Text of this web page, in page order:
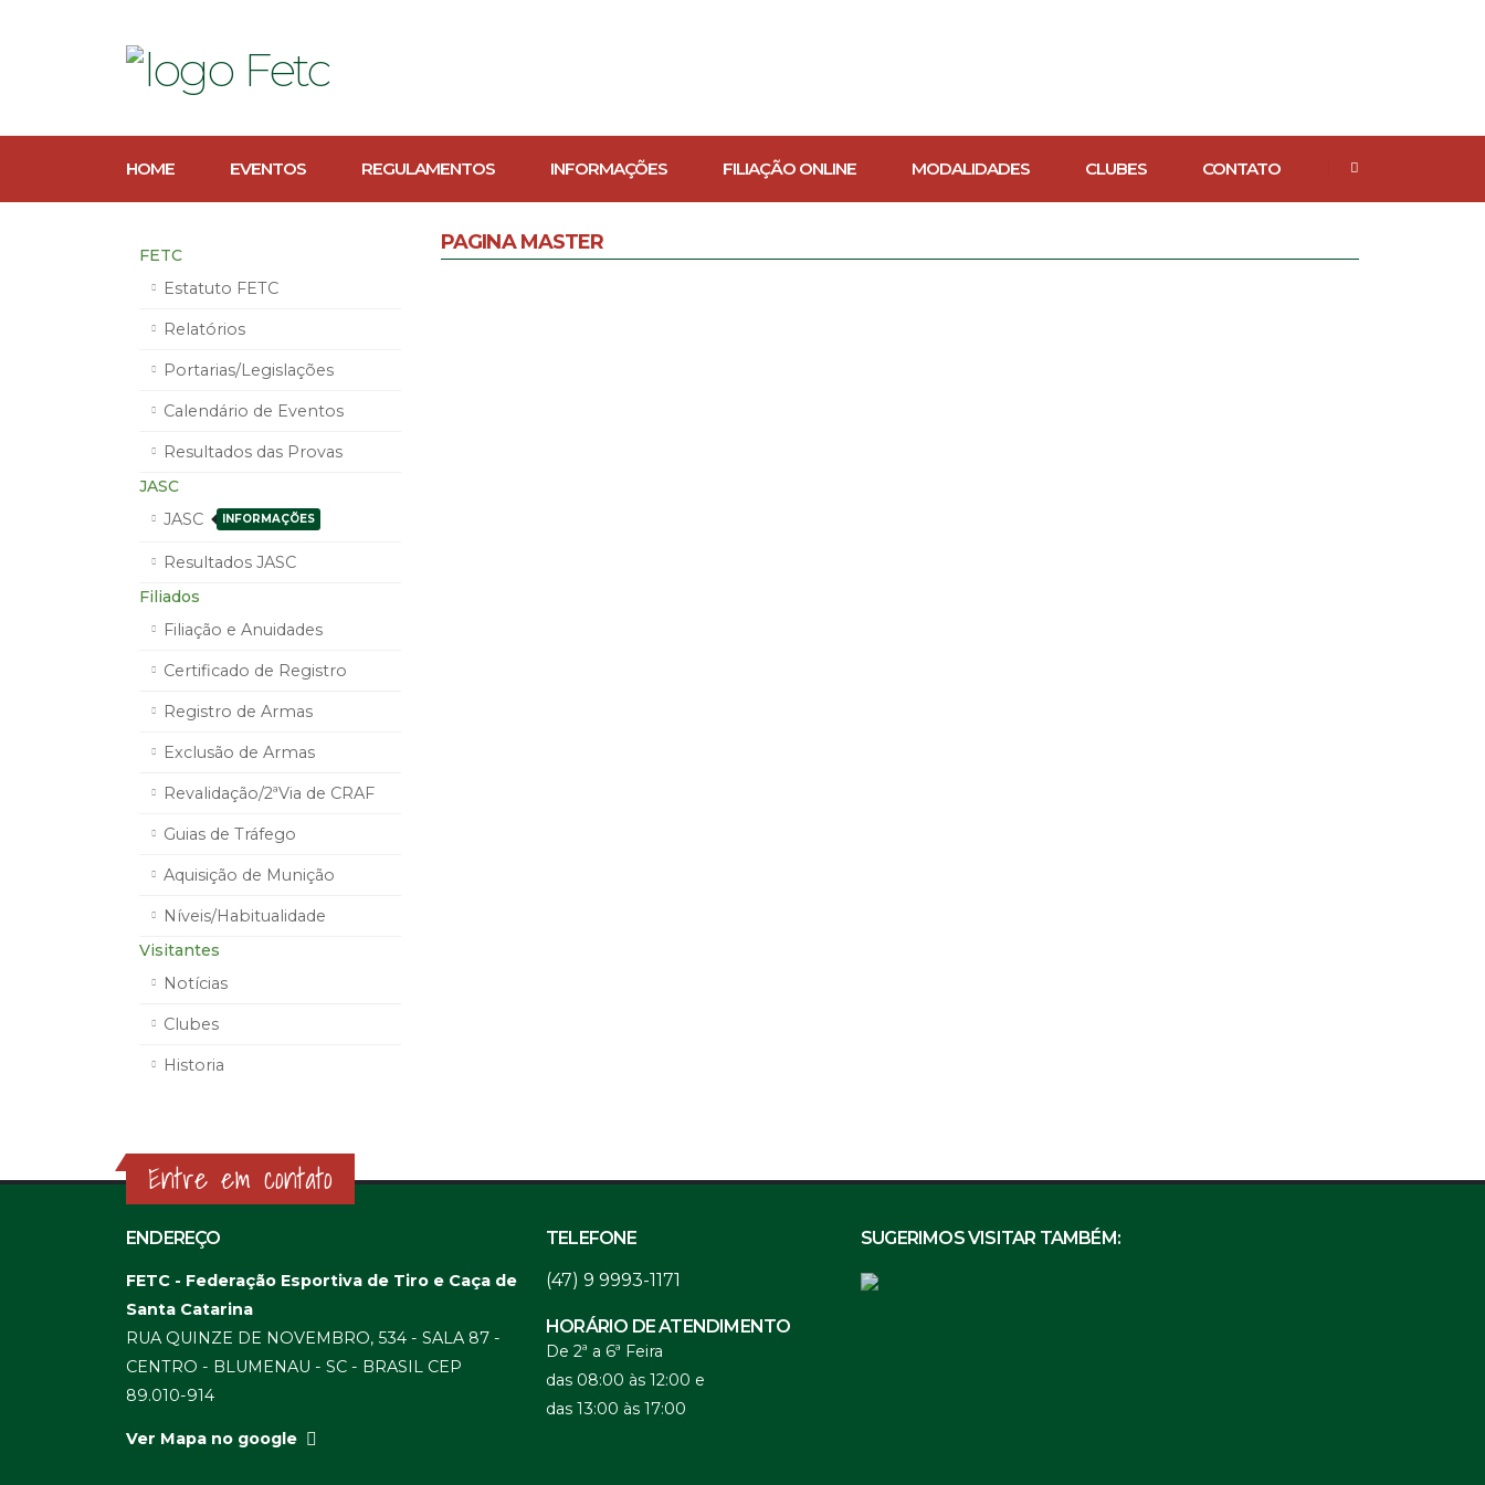
HOME EVENTOS REGULAMENTOS INFORMAÇÕES FILIAÇÃO ONLINE MODALIDADES CLUBES CONTATO
FETC
Estatuto FETC
Relatórios
Portarias/Legislações
Calendário de Eventos
Resultados das Provas
JASC
JASC
INFORMAÇÕES
Resultados JASC
Filiados
Filiação e Anuidades
Certificado de Registro
Registro de Armas
Exclusão de Armas
Revalidação/2ªVia de CRAF
Guias de Tráfego
Aquisição de Munição
Níveis/Habitualidade
Visitantes
Notícias
Clubes
Historia
PAGINA MASTER
Entre em contato
ENDEREÇO
FETC - Federação Esportiva de Tiro e Caça de
Santa Catarina
RUA QUINZE DE NOVEMBRO, 534 - SALA 87 -
CENTRO - BLUMENAU - SC - BRASIL CEP
89.010-914
Ver Mapa no google
TELEFONE
(47) 9 9993-1171
HORÁRIO DE ATENDIMENTO
De 2ª a 6ª Feira
das 08:00 às 12:00 e
das 13:00 às 17:00
SUGERIMOS VISITAR TAMBÉM: